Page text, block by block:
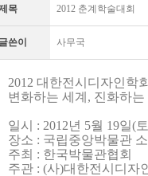
목 2012 춘계학술대회
글쓴이 사무국
2012 대한전시디자인학
변화하는 세계, 진화하는
일시 : 2012년 5월 19일(
장소 : 국립중앙박물관
주최 : 한국박물관협회
주관 : (사)대한전시디자